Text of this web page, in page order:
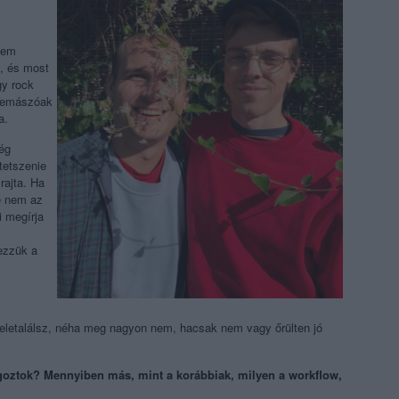
és most
rock
Ha
nem az
megírja
a
néha meg nagyon nem, hacsak nem vagy őrülten jó
Mennyiben más, mint a korábbiak, milyen a workflow,